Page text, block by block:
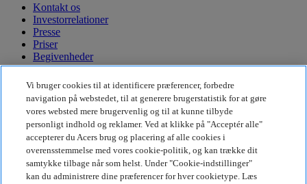
Kontakt os
Investorrelationer
Presse
Priser
Begivenheder
Bæredygtighed
Bæredygtighed
Virksomhedens sociale ansvar
CO2-aftryk for produkt
Project Humanity
Earthion
Vi bruger cookies til at identificere præferencer, forbedre
navigation på webstedet, til at generere brugerstatistik for at gøre
vores websted mere brugervenlig og til at kunne tilbyde
personligt indhold og reklamer. Ved at klikke på "Acceptér alle"
accepterer du Acers brug og placering af alle cookies i
overensstemmelse med vores cookie-politik, og kan trække dit
samtykke tilbage når som helst. Under "Cookie-indstillinger"
kan du administrere dine præferencer for hver cookietype. Læs